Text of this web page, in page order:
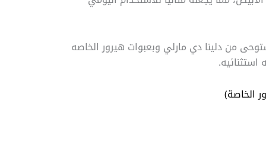
من دلينا دي مارلي وبعبوات هيرور الخاصه
استثنائيه.
الخاصة)